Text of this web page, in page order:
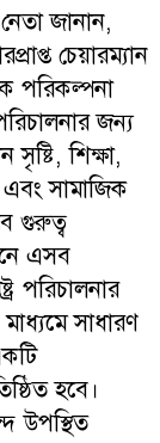
জানান,
চেয়ারম্যান
পরিকল্পনা
জন্য
শিক্ষা,
এবং সামাজিক
গুরুত্ব
এসব
পরিচালনার
সাধারণ
হবে।
উপস্থিত